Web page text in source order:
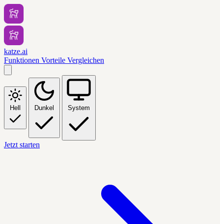
katze.ai
Funktionen Vorteile Vergleichen
Hell Dunkel System
Jetzt starten